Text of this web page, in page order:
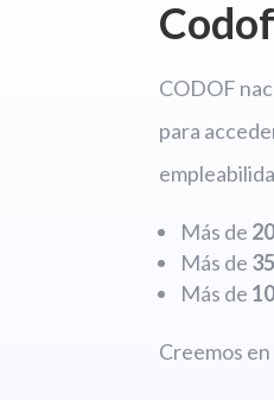
Codof
CODOF
para
Más de
Más de 35
Más de
Creemos